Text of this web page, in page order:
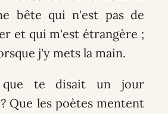
bête qui n'est pas de
et qui m'est étrangère ;
j'y mets la main.
que te disait un jour
Que les poètes mentent